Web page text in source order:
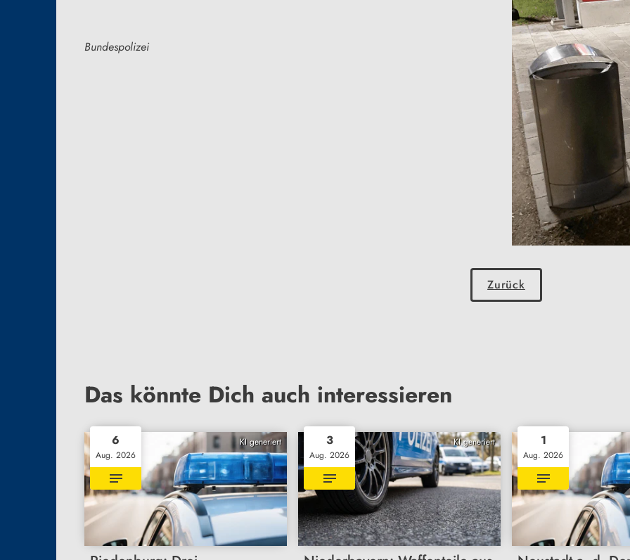
Bundespolizei
Zurück
Das könnte Dich auch interessieren
KI generiert
6
Aug. 2026
KI generiert
3
Aug. 2026
1
Aug. 2026